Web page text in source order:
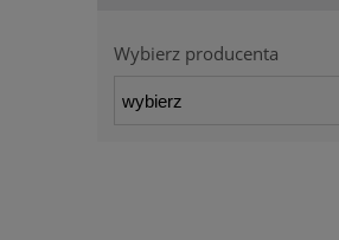
Wybierz producenta